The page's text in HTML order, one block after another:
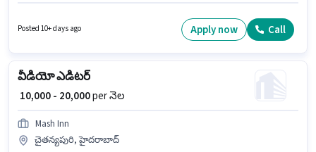
అవసరం. ఈ ఉద్యోగం 6 - 48 నెలలు సంవత్సరాల అనుభవం ఉన్న వారికి కోసం
అనుకూలంగా ఉంటుంది. మీరు నెలకు ₹25000 వరకు సంపాదించవచ్చు. ఈ ఉద్యోగానికి
Posted 10+ days ago Apply now Call
వీడియో ఎడిటర్
₹ 10,000 - 20,000per నెల
Mash Inn
చైతన్యపురి, హైదరాబాద్